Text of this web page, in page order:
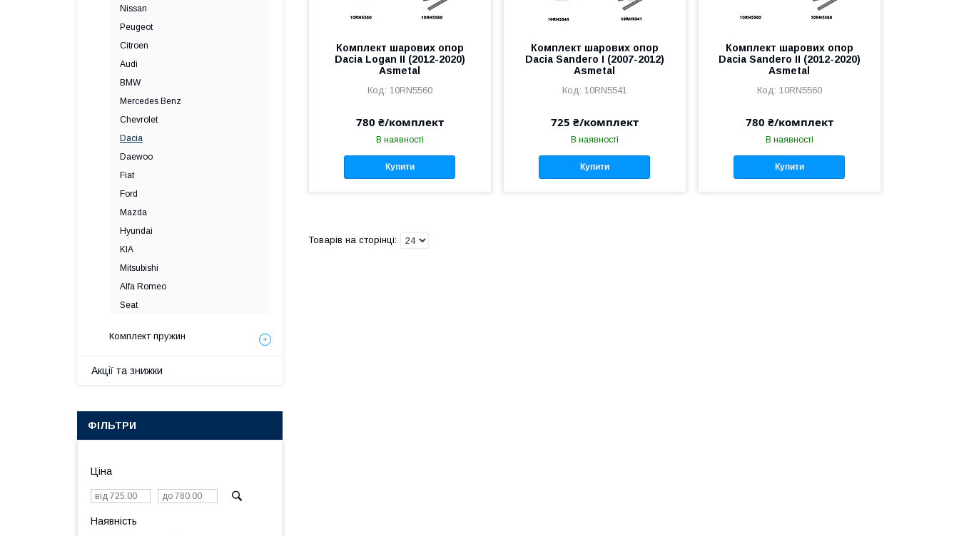
Комплект шарових опор
Dacia Logan II (2012-2020)
Asmetal
10RN5560
780 ₴/комплект
В наявності
Купити
Комплект шарових опор
Dacia Sandero I (2007-2012)
Asmetal
10RN5541
725 ₴/комплект
В наявності
Купити
Комплект шарових опор
Dacia Sandero II (2012-2020)
Asmetal
10RN5560
780 ₴/комплект
В наявності
Купити
Nissan
Peugeot
Citroen
Audi
BMW
Mercedes Benz
Chevrolet
Dacia
Daewoo
Fiat
Ford
Mazda
Hyundai
KIA
Mitsubishi
Alfa Romeo
Seat
Комплект пружин
Акції та знижки
ФІЛЬТРИ
Ціна
Наявність